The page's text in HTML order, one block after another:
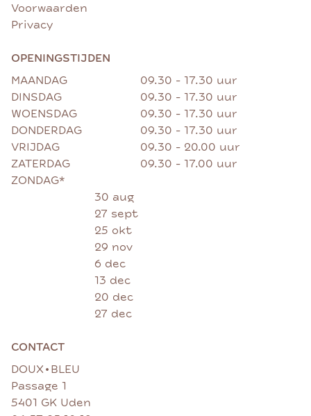
Voorwaarden
Privacy
OPENINGSTIJDEN
MAANDAG
09.30 - 17.30 uur
DINSDAG
09.30 - 17.30 uur
WOENSDAG
09.30 - 17.30 uur
DONDERDAG
09.30 - 17.30 uur
VRIJDAG
09.30 - 20.00 uur
ZATERDAG
09.30 - 17.00 uur
ZONDAG*
30 aug
27 sept
25 okt
29 nov
6 dec
13 dec
20 dec
27 dec
CONTACT
DOUX • BLEU
Passage 1
5401 GK Uden